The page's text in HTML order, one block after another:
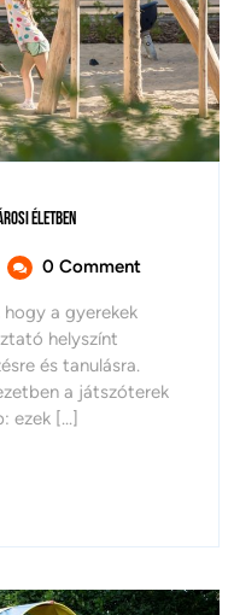
ÉletbenJátszótér,
Közösségi
–
Szerepe
A
Városi
Életben
0 Comment
a gyerekek
helyszínt
és tanulásra.
a játszóterek
ezek [...]